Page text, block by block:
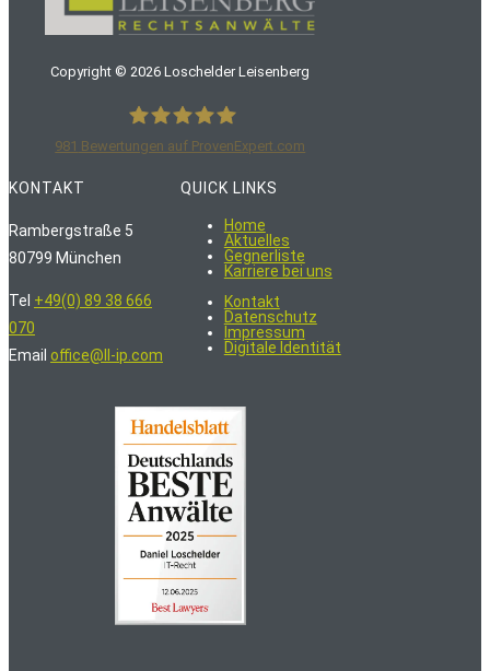
Copyright ©2026 Loschelder Leisenberg
LoschelderLeisenberg Rechtsanwälte
981 Bewertungen auf ProvenExpert.com
KONTAKT
Rambergstraße 5
80799 München
Tel +49(0) 89 38 666
070
Email office@ll-ip.com
QUICK LINKS
Home
Aktuelles
Gegnerliste
Karriere bei uns
Kontakt
Datenschutz
Impressum
Digitale Identität